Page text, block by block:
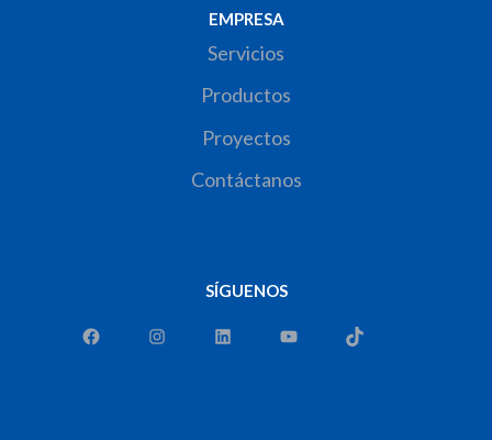
EMPRESA
Servicios
Productos
Proyectos
Contáctanos
SÍGUENOS